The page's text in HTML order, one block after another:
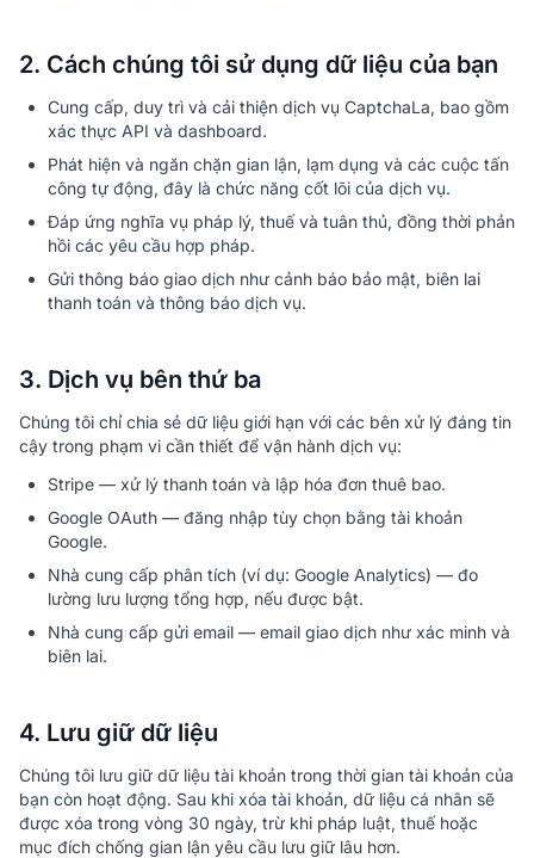
2. Cách chúng tôi sử dụng dữ liệu của bạn
Cung cấp, duy trì và cải thiện dịch vụ CaptchaLa, bao gồm
xác thực API và dashboard.
Phát hiện và ngăn chặn gian lận, lạm dụng và các cuộc tấn
công tự động, đây là chức năng cốt lõi của dịch vụ.
Đáp ứng nghĩa vụ pháp lý, thuế và tuân thủ, đồng thời phản
hồi các yêu cầu hợp pháp.
Gửi thông báo giao dịch như cảnh báo bảo mật, biên lai
thanh toán và thông báo dịch vụ.
3. Dịch vụ bên thứ ba
Chúng tôi chỉ chia sẻ dữ liệu giới hạn với các bên xử lý đáng tin
cậy trong phạm vi cần thiết để vận hành dịch vụ:
Stripe — xử lý thanh toán và lập hóa đơn thuê bao.
Google OAuth — đăng nhập tùy chọn bằng tài khoản
Google.
Nhà cung cấp phân tích (ví dụ: Google Analytics) — đo
lường lưu lượng tổng hợp, nếu được bật.
Nhà cung cấp gửi email — email giao dịch như xác minh và
biên lai.
4. Lưu giữ dữ liệu
Chúng tôi lưu giữ dữ liệu tài khoản trong thời gian tài khoản của
bạn còn hoạt động. Sau khi xóa tài khoản, dữ liệu cá nhân sẽ
được xóa trong vòng 30 ngày, trừ khi pháp luật, thuế hoặc
mục đích chống gian lận yêu cầu lưu giữ lâu hơn.